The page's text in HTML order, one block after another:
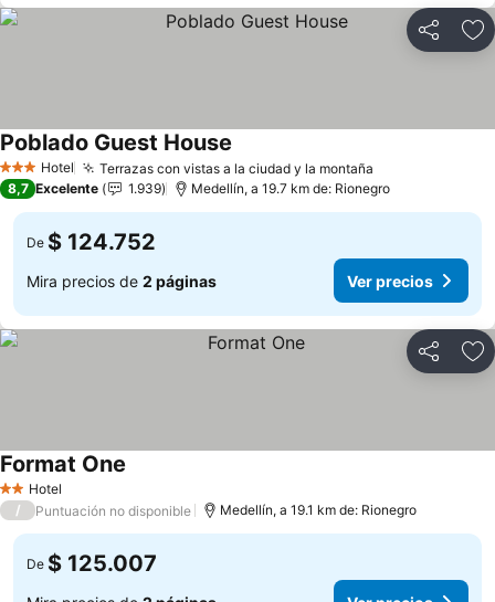
Compartir
3 Estrellas
Hotel Terrazas con vistas a la ciudad y la montaña
Poblado Guest House
8,7 Excelente 1.939 Medellín, a 19.7 km de: Rionegro
De $ 124.752
Mira precios de 2 páginas Ver precios
Compartir
2 Estrellas
Hotel
Format One
/ Puntuación no disponible Medellín, a 19.1 km de: Rionegro
De $ 125.007